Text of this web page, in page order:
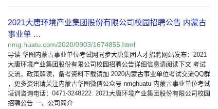
2021大唐环境产业集团股份有限公司校园招聘公告 内蒙古
事业单 …
nmg.huatu.com/2020/0903/1674856.html
导读 华图内蒙古事业单位考试网同步大唐集团人才招聘网站发布：2021
大唐环境产业集团股份有限公司校园招聘公告详细信息请阅读下文 考试
交流，政策解读，备考资料下载请加 2020内蒙古事业单位考试交流QQ群
，更多资讯请关注内蒙古华图微信公众号 nmghuatu 内蒙古事业单位考试
培训咨询电话：0471-3248222. 2021大唐环境产业集团股份有限公司校园
招聘公告 一、公司简介